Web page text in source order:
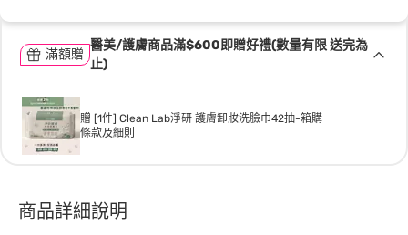
滿額贈
醫美/護膚商品滿$600即贈好禮(數量有限 送完為
止)
贈 [1件] Clean Lab淨研 護膚卸妝洗臉巾42抽-箱購
條款及細則
商品詳細說明